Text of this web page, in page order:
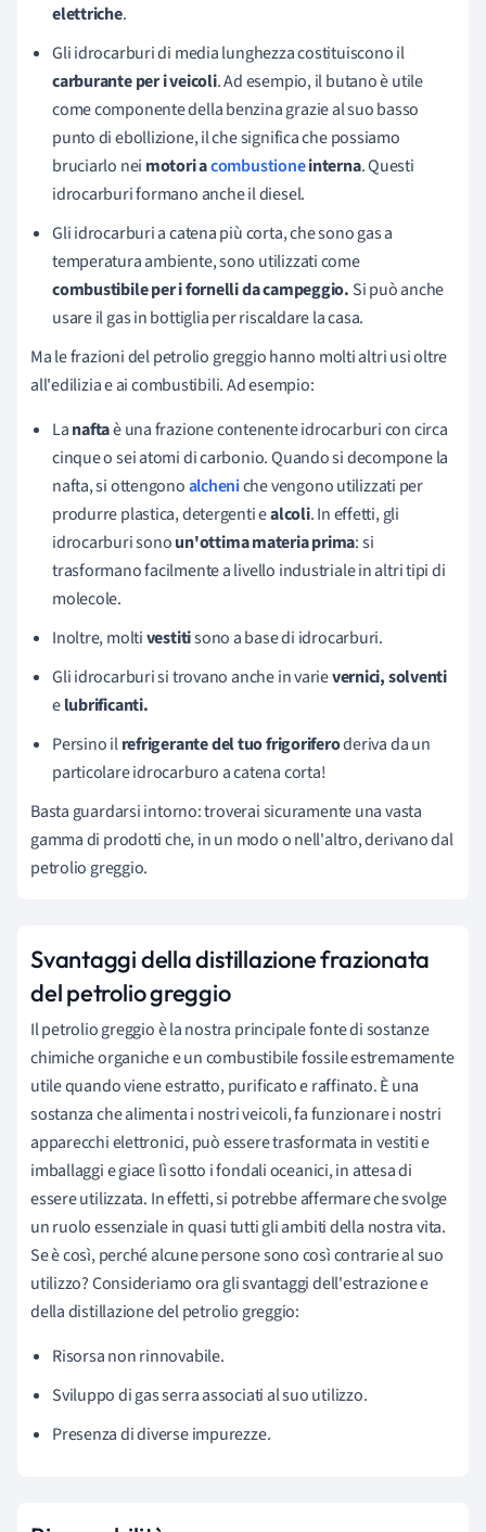
elettriche.
Gli idrocarburi di media lunghezza costituiscono il
carburante per i veicoli. Ad esempio, il butano è utile
come componente della benzina grazie al suo basso
punto di ebollizione, il che significa che possiamo
bruciarlo nei motori acombustioneinterna. Questi
idrocarburi formano anche il diesel.
Gli idrocarburi a catena più corta, che sono gas a
temperatura ambiente, sono utilizzati come
combustibile per i fornelli da campeggio. Si può anche
usare il gas in bottiglia per riscaldare la casa.
Ma le frazioni del petrolio greggio hanno molti altri usi oltre
all'edilizia e ai combustibili. Ad esempio:
Lanaftaè una frazione contenente idrocarburi con circa
cinque o sei atomi di carbonio. Quando si decompone la
nafta, si ottengonoalcheniche vengono utilizzati per
produrre plastica, detergenti ealcoli. In effetti, gli
idrocarburi sonoun'ottima materia prima: si
trasformano facilmente a livello industriale in altri tipi di
molecole.
Inoltre, moltivestitisono a base di idrocarburi.
Gli idrocarburi si trovano anche in varievernici, solventi
elubrificanti.
Persino ilrefrigerante del tuo frigoriferoderiva da un
particolare idrocarburo a catena corta!
Basta guardarsi intorno: troverai sicuramente una vasta
gamma di prodotti che, in un modo o nell'altro, derivano dal
petrolio greggio.
Svantaggi della distillazione frazionata
del petrolio greggio
Il petrolio greggio è la nostra principale fonte di sostanze
chimiche organiche e un combustibile fossile estremamente
utile quando viene estratto, purificato e raffinato. È una
sostanza che alimenta i nostri veicoli, fa funzionare i nostri
apparecchi elettronici, può essere trasformata in vestiti e
imballaggi e giace lì sotto i fondali oceanici, in attesa di
essere utilizzata. In effetti, si potrebbe affermare che svolge
un ruolo essenziale in quasi tutti gli ambiti della nostra vita.
Se è così, perché alcune persone sono così contrarie al suo
utilizzo? Consideriamo ora gli svantaggi dell'estrazione e
della distillazione del petrolio greggio:
Risorsa non rinnovabile.
Sviluppo di gas serra associati al suo utilizzo.
Presenza di diverse impurezze.